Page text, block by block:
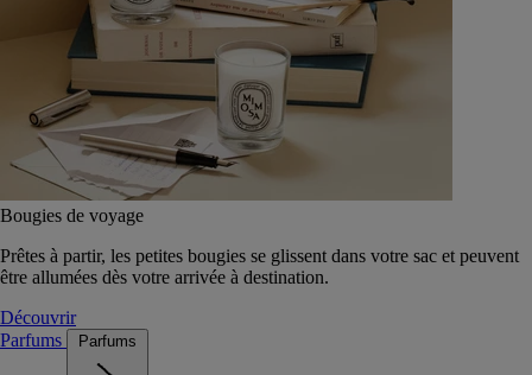
Bougies de voyage
Prêtes à partir, les petites bougies se glissent dans votre sac et peuvent
être allumées dès votre arrivée à destination.
Découvrir
Parfums
Parfums